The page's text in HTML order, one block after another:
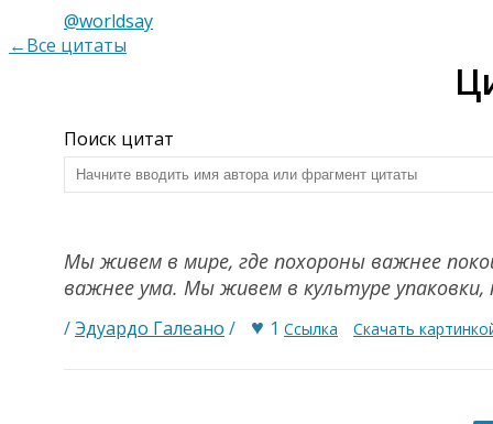
@worldsay
←Все цитаты
Поиск цитат
Мы живем в мире, где похороны важнее
важнее ума. Мы живем в культуре
/Эдуардо Галеано / ♥ 1 Ссылка Скачать